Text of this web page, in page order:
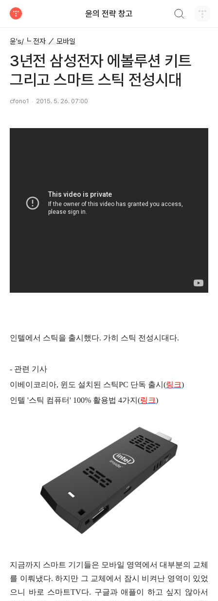
윤의 전략 창고
윤's/┗ 전자 ／ 모바일
3년전 삼성전자 에볼루션 키트
그리고 스마트 스틱 전성시대
cfono1 2015. 5. 26. 07:00
인텔에서 스틱을 출시했다. 가히 스틱 전성시대다.
- 관련 기사
이베이코리아, 윈도 설치된 스틱PC 단독 출시(링크)
인텔 '스틱 컴퓨터' 100% 활용법 4가지(링크)
지금까지 스마트 기기들은 모바일 영역에서 대부분의 교체
를 이뤄냈다. 하지만 그 교체에서 잠시 비켜난 영역이 있었
으니 바로 스마트TV다. 구글과 애플이 하고 싶지 않아서